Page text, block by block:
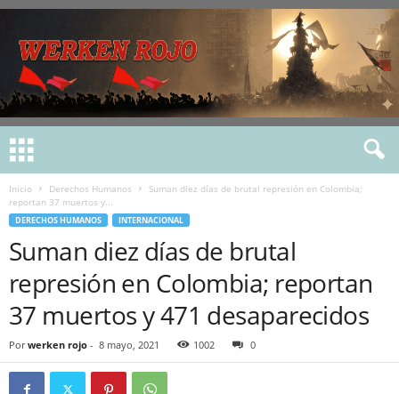
Inicio Derechos Humanos
Suman diez días de brutal represión en Colombia;
reportan 37 muertos y...
DERECHOS HUMANOS INTERNACIONAL
Suman diez días de brutal
represión en Colombia; reportan
37 muertos y 471 desaparecidos
Por werken rojo - 8 mayo, 2021 1002 0